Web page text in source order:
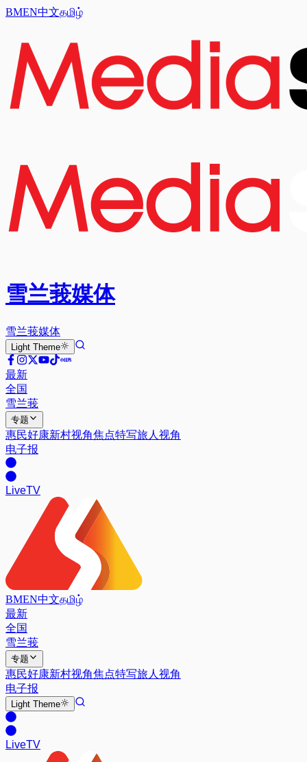
BMEN中文தமிழ்
雪兰莪媒体
雪兰莪媒体
Light Theme
最新
全国
雪兰莪
专题
惠民好康新村视角焦点特写旅人视角
电子报
LiveTV
BMEN中文தமிழ்
最新
全国
雪兰莪
专题
惠民好康新村视角焦点特写旅人视角
电子报
Light Theme
LiveTV